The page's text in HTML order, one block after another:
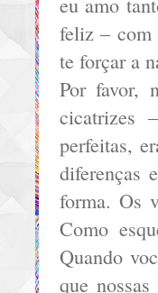
feliz – com
te forçar a
Por favor,
cicatrizes
perfeitas,
diferenças
forma. Os
Como
Quando
que